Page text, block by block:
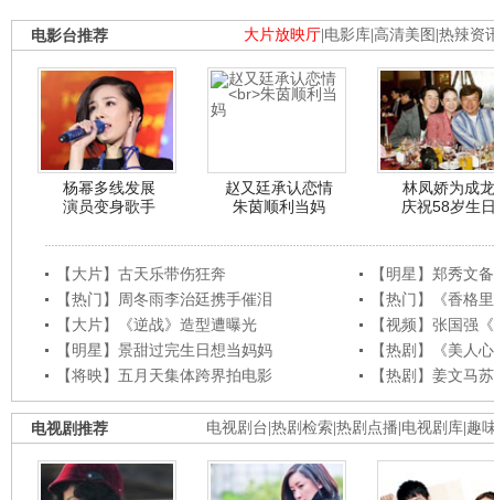
大片放映厅 电影库 高清美图 热辣资
电影台推荐
杨幂多线发展
演员变身歌手
赵又廷承认恋情
朱茵顺利当妈
林凤娇为成龙
庆祝58岁生
【大片】古天乐带伤狂奔
【明星】郑秀文
【热门】周冬雨李治廷携手催泪
【热门】《香格
【大片】《逆战》造型遭曝光
【视频】张国强
【明星】景甜过完生日想当妈妈
【热剧】《美人
【将映】五月天集体跨界拍电影
【热剧】姜文马
电视剧台 热剧检索 热剧点播 电视剧库 趣
电视剧推荐